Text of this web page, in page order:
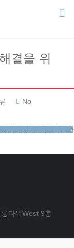
결을 위
No
될 수 있어 각별한 주의가 필요합니다.
정리하고 이를 법원이 요구하는 형식에 맞춰 제출하는 것은 전문가의 도움 없이는 쉽지 않은 일입니다.
다.법인 테헤란이 귀하의 새로운 시작을 위해 함께 노력하겠습니다.
마약변호사
기변호사
음주운전변호사
인출입국
기 성범죄변호사
변호사상담
행전문변호사
행이혼전문변호사
혼재산분할
이혼변호사비용
분할 이혼소송위자료
후견
대전개인회생
보정권고 채무통합
타워West 9층